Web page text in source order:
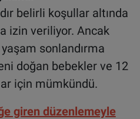
belirli koşullar altında
izin veriliyor. Ancak
sonlandırma
doğan bebekler ve 12
için mümkündü.
giren düzenlemeyle